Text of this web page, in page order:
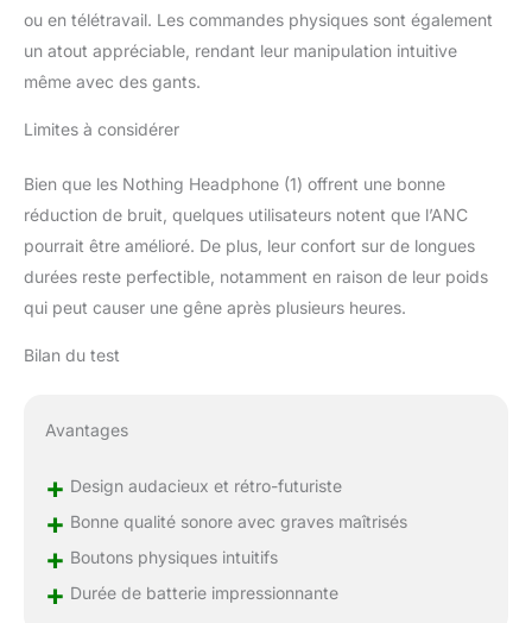
ou en télétravail. Les commandes physiques sont également
un atout appréciable, rendant leur manipulation intuitive
même avec des gants.
Limites à considérer
Bien que les Nothing Headphone (1) offrent une bonne
réduction de bruit, quelques utilisateurs notent que l’ANC
pourrait être amélioré. De plus, leur confort sur de longues
durées reste perfectible, notamment en raison de leur poids
qui peut causer une gêne après plusieurs heures.
Bilan du test
Avantages
+ Design audacieux et rétro-futuriste
+ Bonne qualité sonore avec graves maîtrisés
+ Boutons physiques intuitifs
+ Durée de batterie impressionnante